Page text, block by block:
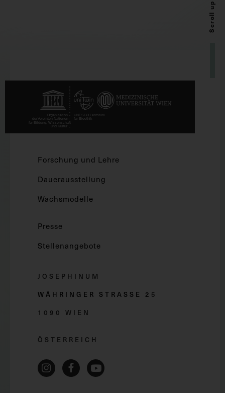
Scroll up
Forschung und Lehre
Dauerausstellung
Wachsmodelle
Presse
Stellenangebote
JOSEPHINUM
WÄHRINGER STRASSE 2 5
1090 WIEN
ÖSTERREICH